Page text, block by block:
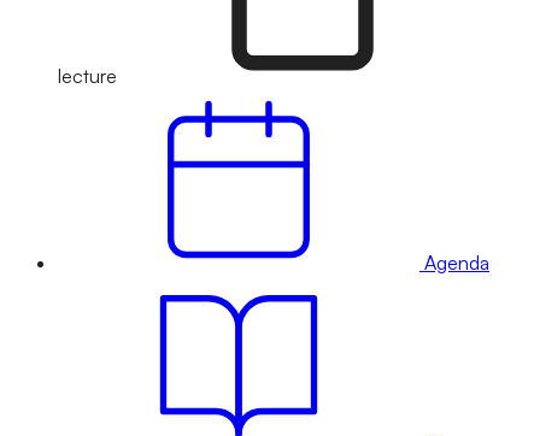
lecture
Agenda